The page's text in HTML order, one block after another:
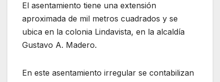
El asentamiento tiene una extensión
aproximada de mil metros cuadrados y se
ubica en la colonia Lindavista, en la alcaldía
Gustavo A. Madero.
En este asentamiento irregular se contabilizan